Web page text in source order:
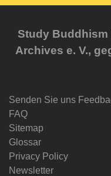
Study Buddhism
Archives e. V.,
Senden Sie uns
FAQ
Sitemap
Glossar
Privacy Policy
Newsletter